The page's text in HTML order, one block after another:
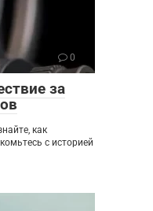
0
за
как
с историей